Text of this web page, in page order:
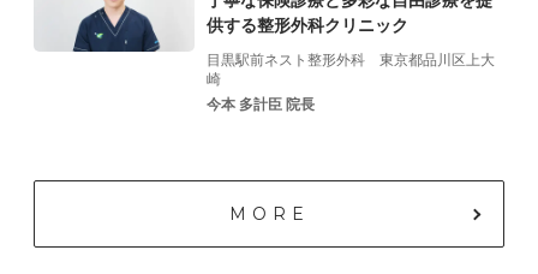
供する整形外科クリニック
目黒駅前ネスト整形外科 東京都品川区上大
崎
今本 多計臣 院長
MORE